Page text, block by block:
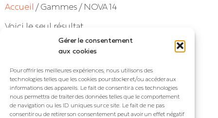
Gérer le consentement
aux cookies
Pour offrir les meilleures expériences, nous utilisons des
technologies telles que les cookies pour stocker et/ou accéder aux
informations des appareils. Le fait de consentir à ces technologies
nous permettra de traiter des données telles que le comportement
de navigation ou les ID uniques sur ce site. Le fait de ne pas
consentir ou de retirer son consentement peut avoir un effet négatif
Accueil / Gammes / NOVA 14
Voici le seul résultat